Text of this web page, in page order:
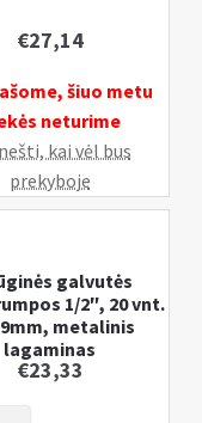
€27,14
šiuo metu
neturime
kai vėl bus
prekyboje
galvutės
1/2″, 20 vnt.
metalinis
lagaminas
€23,33